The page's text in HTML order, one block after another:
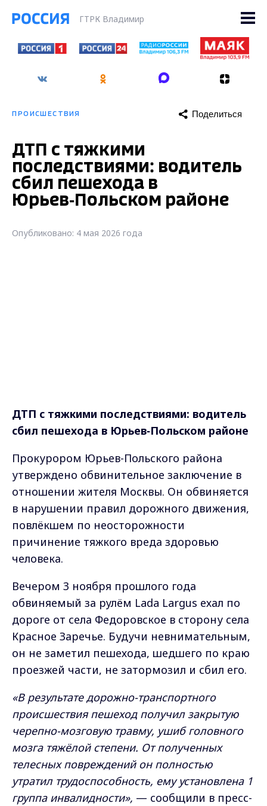
ГТРК Владимир
ПРОИСШЕСТВИЯ Поделиться
ДТП с тяжкими
последствиями: водитель
сбил пешехода в
Юрьев‑Польском районе
Опубликовано: 4 мая 2026 года
ДТП с тяжкими последствиями: водитель
сбил пешехода в Юрьев‑Польском районе
Прокурором Юрьев-Польского района
утверждено обвинительное заключение в
отношении жителя Москвы. Он обвиняется
в нарушении правил дорожного движения,
повлёкшем по неосторожности
причинение тяжкого вреда здоровью
человека.
Вечером 3 ноября прошлого года
обвиняемый за рулём Lada Largus ехал по
дороге от села Федоровское в сторону села
Красное Заречье. Будучи невнимательным,
он не заметил пешехода, шедшего по краю
проезжей части, не затормозил и сбил его.
«В результате дорожно-транспортного
происшествия пешеход получил закрытую
черепно-мозговую травму, ушиб головного
мозга тяжёлой степени. От полученных
телесных повреждений он полностью
утратил трудоспособность, ему установлена 1
группа инвалидности», — сообщили в пресс-